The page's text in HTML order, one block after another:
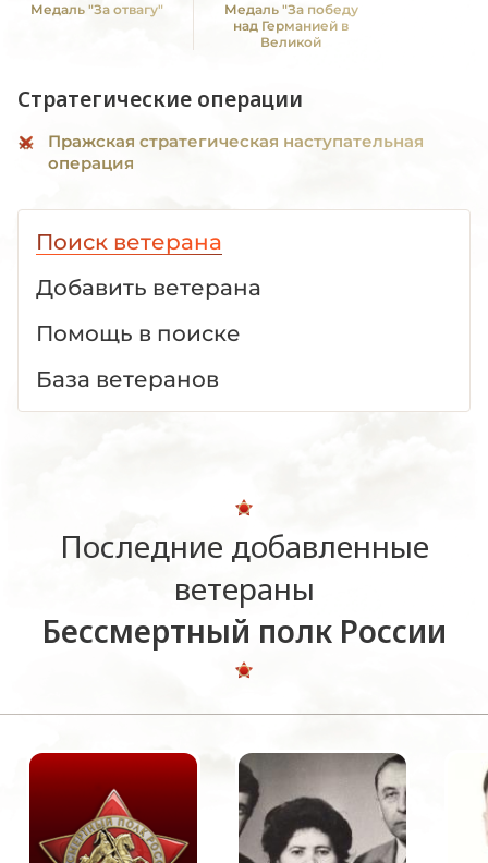
Медаль "За отвагу"
Медаль "За победу
над Германией в
Великой
Стратегические операции
Пражская стратегическая наступательная
операция
Поиск ветерана
Добавить ветерана
Помощь в поиске
База ветеранов
Последние добавленные
ветераны
Бессмертный полк России